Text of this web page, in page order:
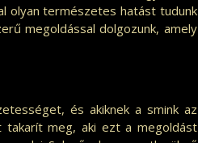
olyan természetes hatást tudunk
megoldással dolgozunk, amely
és akiknek a smink az
takarít meg, aki ezt a megoldást